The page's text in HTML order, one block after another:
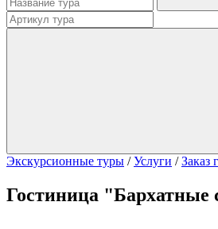
Экскурсионные туры / Услуги /Заказ
Гостиница "Бархатные